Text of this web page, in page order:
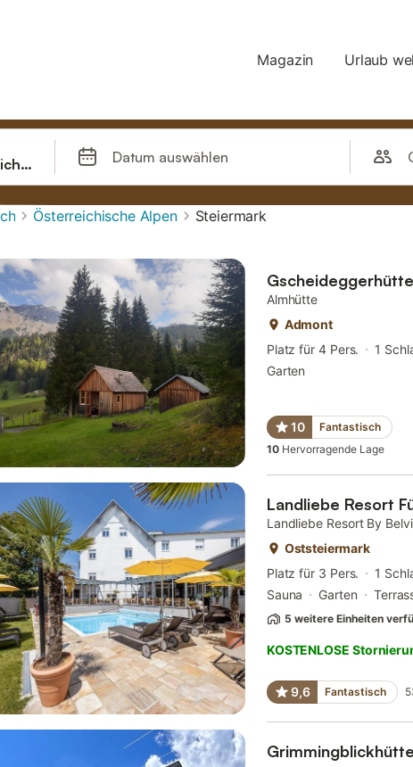
Datum auswählen
Österreichische Alpen Steiermark
Gscheideggerhütte
Almhütte
Admont
Platz für 4 Pers.
1
Garten
10
Fantastisch
10 Hervorragende Lage
Landliebe Resort
Landliebe Resort By
Oststeiermark
Platz für 3 Pers.
1
Sauna
Garten
5 weitere Einheiten
KOSTENLOSE
9,6 Fantastisch
Grimmingblickhütte